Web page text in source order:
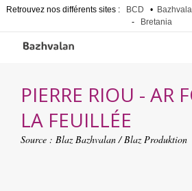
Retrouvez nos différents sites : BCD •
-
Bretania
PIERRE RIOU - AR
LA FEUILLÉE
Source : Blaz Bazhvalan / Blaz Produktion